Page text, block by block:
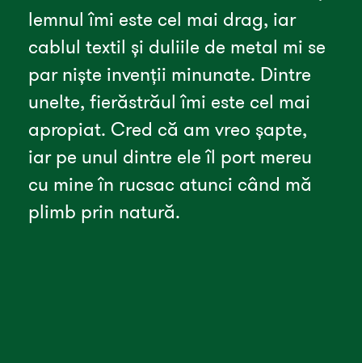
lemnul îmi este cel mai drag, iar
cablul textil și duliile de metal mi se
par niște invenții minunate. Dintre
unelte, fierăstrăul îmi este cel mai
apropiat. Cred că am vreo șapte,
iar pe unul dintre ele îl port mereu
cu mine în rucsac atunci când mă
plimb prin natură.